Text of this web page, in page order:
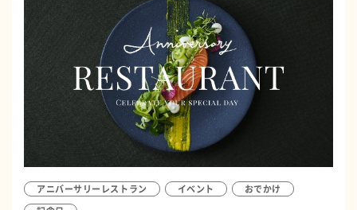
アニバーサリーレストラン イベント
おでかけ